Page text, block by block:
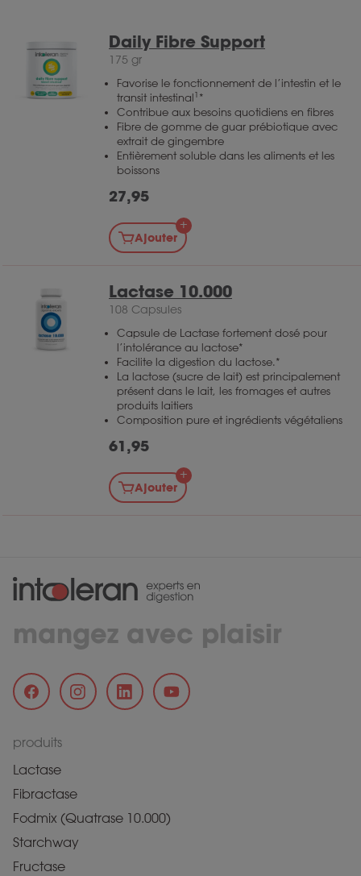
Daily Fibre Support
175 gr
Favorise le fonctionnement de l’intestin et le
transit intestinal 1 *
Contribue aux besoins quotidiens en fibres
Fibre de gomme de guar prébiotique avec
extrait de gingembre
Entièrement soluble dans les aliments et les
boissons
27,95
Ajouter
Lactase 10.000
108 Capsules
Capsule de Lactase fortement dosé pour
l’intolérance au lactose*
Facilite la digestion du lactose.*
La lactose (sucre de lait) est principalement
présent dans le lait, les fromages et autres
produits laitiers
Composition pure et ingrédients végétaliens
61,95
Ajouter
mangez avec plaisir
produits
Lactase
Fibractase
Fodmix (Quatrase 10.000)
Starchway
Fructase